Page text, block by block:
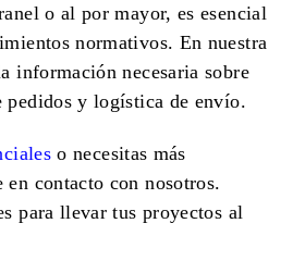
o al por mayor, es esencial
normativos. En nuestra
información necesaria sobre
pedidos y logística de envío.
o necesitas más
contacto con nosotros.
para llevar tus proyectos al